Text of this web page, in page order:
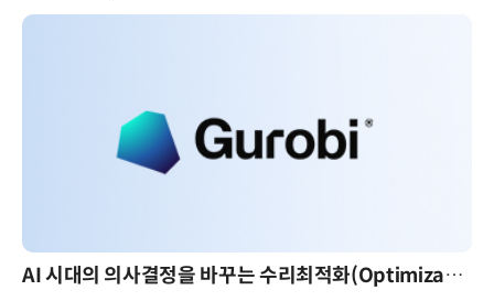
AI 시대의 의사결정을 바꾸는 수리최적화(Optimization): 실제 산업 적용 사례와 활용 전략